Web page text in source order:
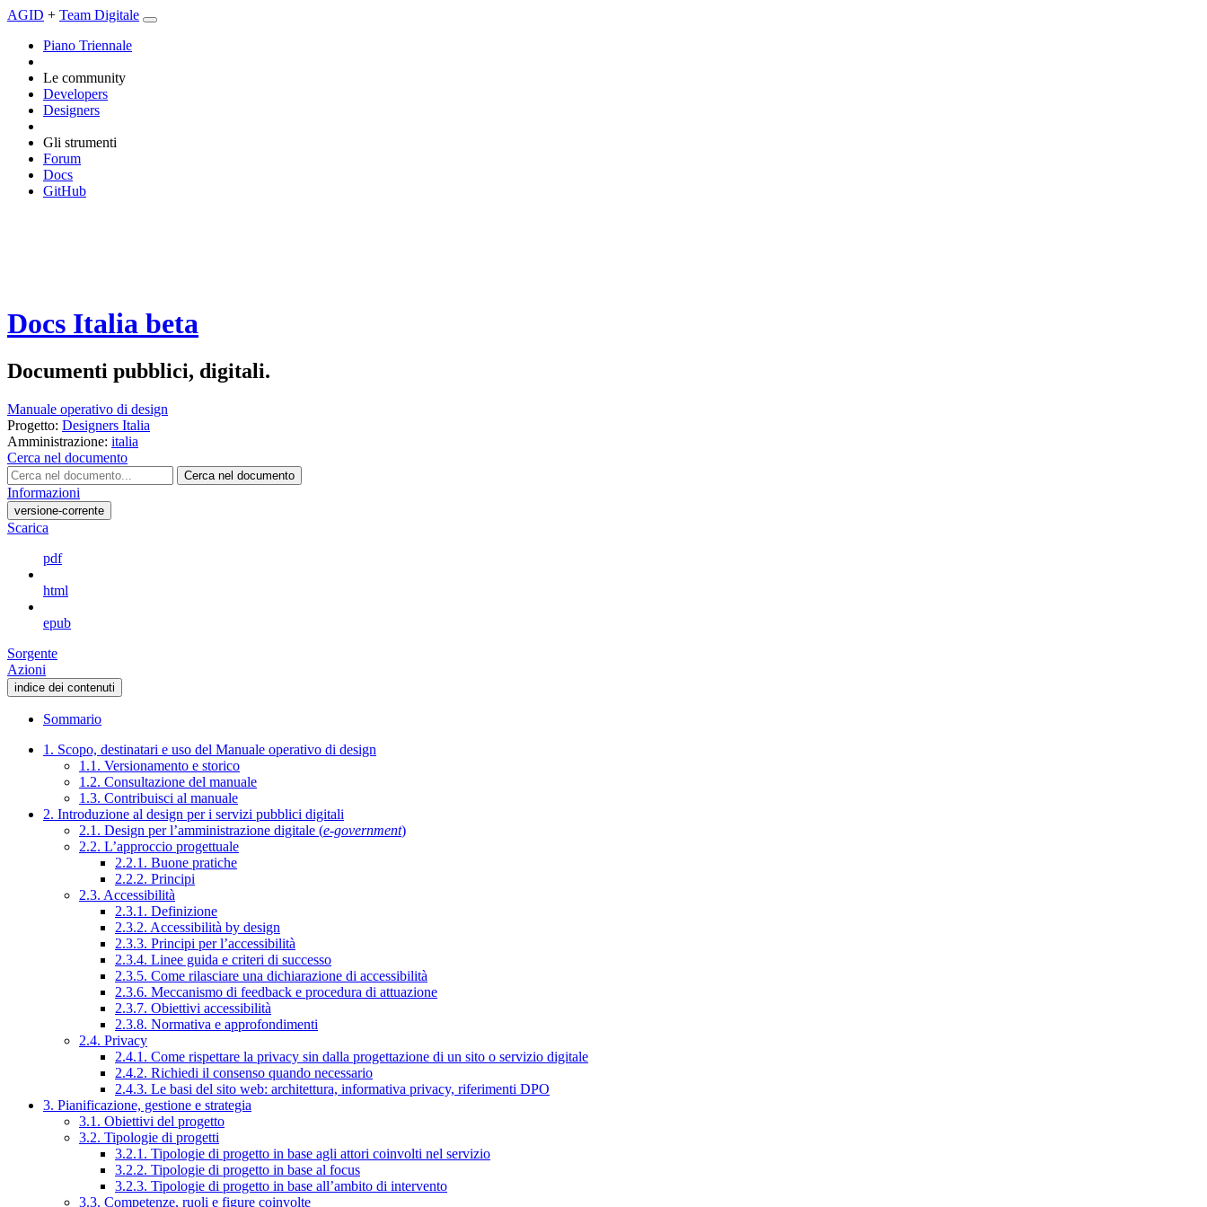
AGID + Team Digitale
Piano Triennale
Le community
Developers
Designers
Gli strumenti
Forum
Docs
GitHub
Docs Italia beta
Documenti pubblici, digitali.
Manuale operativo di design
Progetto: Designers Italia
Amministrazione: italia
Cerca nel documento
Cerca nel documento
Informazioni
versione-corrente
Scarica
pdf
html
epub
Sorgente
Azioni
indice dei contenuti
Sommario
1. Scopo, destinatari e uso del Manuale operativo di design
1.1. Versionamento e storico
1.2. Consultazione del manuale
1.3. Contribuisci al manuale
2. Introduzione al design per i servizi pubblici digitali
2.1. Design per l’amministrazione digitale (e-government)
2.2. L’approccio progettuale
2.2.1. Buone pratiche
2.2.2. Principi
2.3. Accessibilità
2.3.1. Definizione
2.3.2. Accessibilità by design
2.3.3. Principi per l’accessibilità
2.3.4. Linee guida e criteri di successo
2.3.5. Come rilasciare una dichiarazione di accessibilità
2.3.6. Meccanismo di feedback e procedura di attuazione
2.3.7. Obiettivi accessibilità
2.3.8. Normativa e approfondimenti
2.4. Privacy
2.4.1. Come rispettare la privacy sin dalla progettazione di un sito o servizio digitale
2.4.2. Richiedi il consenso quando necessario
2.4.3. Le basi del sito web: architettura, informativa privacy, riferimenti DPO
3. Pianificazione, gestione e strategia
3.1. Obiettivi del progetto
3.2. Tipologie di progetti
3.2.1. Tipologie di progetto in base agli attori coinvolti nel servizio
3.2.2. Tipologie di progetto in base al focus
3.2.3. Tipologie di progetto in base all’ambito di intervento
3.3. Competenze, ruoli e figure coinvolte